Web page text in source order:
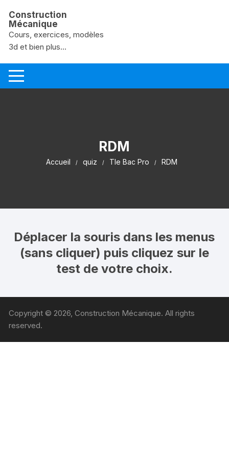
Construction
Mécanique
Cours, exercices, modèles
3d et bien plus...
RDM
Accueil quiz Tle Bac Pro RDM
Déplacer la souris dans les menus
(sans cliquer) puis cliquez sur le
test de votre choix.
Copyright © 2026, Construction Mécanique. All rights
reserved.